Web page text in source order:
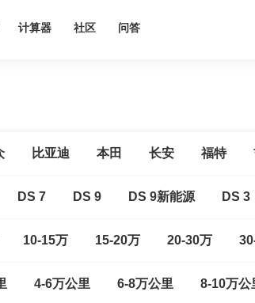
计算器 社区 问答
比亚迪 本田 长安 福特
DS 7 DS 9 DS 9新能源 DS 3
10-15万 15-20万 20-30万
4-6万公里 6-8万公里 8-10万公